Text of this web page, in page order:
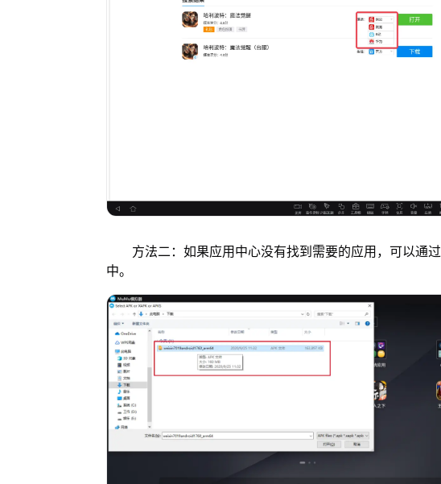
方法二：如果应用中心没有找到需要的应用，可以通过
中。